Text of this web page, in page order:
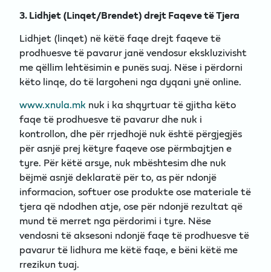
3. Lidhjet (Linqet/Brendet) drejt Faqeve të Tjera
Lidhjet (linqet) në këtë faqe drejt faqeve të
prodhuesve të pavarur janë vendosur ekskluzivisht
me qëllim lehtësimin e punës suaj. Nëse i përdorni
këto linqe, do të largoheni nga dyqani ynë online.
www.xnula.mk nuk i ka shqyrtuar të gjitha këto
faqe të prodhuesve të pavarur dhe nuk i
kontrollon, dhe për rrjedhojë nuk është përgjegjës
për asnjë prej këtyre faqeve ose përmbajtjen e
tyre. Për këtë arsye, nuk mbështesim dhe nuk
bëjmë asnjë deklaratë për to, as për ndonjë
informacion, softuer ose produkte ose materiale të
tjera që ndodhen atje, ose për ndonjë rezultat që
mund të merret nga përdorimi i tyre. Nëse
vendosni të aksesoni ndonjë faqe të prodhuesve të
pavarur të lidhura me këtë faqe, e bëni këtë me
rrezikun tuaj.